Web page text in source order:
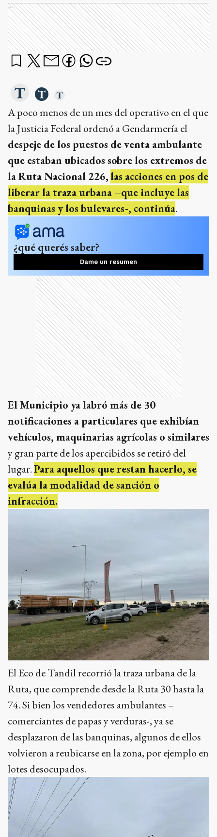
Ads
A poco menos de un mes del operativo en el que
la Justicia Federal ordenó a Gendarmería el
despeje de los puestos de venta ambulante
que estaban ubicados sobre los extremos de
la Ruta Nacional 226,las acciones en pos de
liberar la traza urbana –que incluye las
banquinas y los bulevares-, continúa.
¿qué querés saber?
Dame un resumen
Ads
El Municipio ya labró más de 30
notificaciones a particulares que exhibían
vehículos, maquinarias agrícolas o similares
y gran parte de los apercibidos se retiró del
lugar.Para aquellos que restan hacerlo, se
evalúa la modalidad de sanción o
infracción.
El Eco de Tandil recorrió la traza urbana de la
Ruta, que comprende desde la Ruta 30 hasta la
74. Si bien los vendedores ambulantes –
comerciantes de papas y verduras-, ya se
desplazaron de las banquinas, algunos de ellos
volvieron a reubicarse en la zona, por ejemplo en
lotes desocupados.